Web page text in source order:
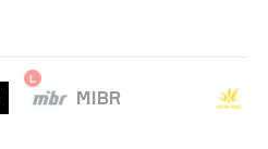
L
MIBR